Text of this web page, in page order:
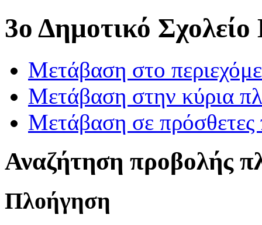
3ο Δημοτικό
Μετάβαση στο
Μετάβαση στην κύρια
Μετάβαση σε πρόσθετες
Αναζήτηση προβολής
Πλοήγηση